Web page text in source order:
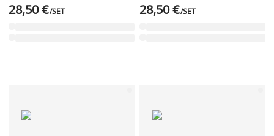
28,50 €/SET 28,50 €/SET